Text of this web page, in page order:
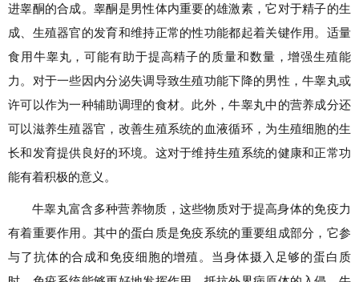
进睾酮的合成。睾酮是男性体内重要的雄激素，它对于精子的生
成、生殖器官的发育和维持正常的性功能都起着关键作用。适量
食用牛睾丸，可能有助于提高精子的质量和数量，增强生殖能
力。对于一些因内分泌失调导致生殖功能下降的男性，牛睾丸或
许可以作为一种辅助调理的食材。此外，牛睾丸中的营养成分还
可以滋养生殖器官，改善生殖系统的血液循环，为生殖细胞的生
长和发育提供良好的环境。这对于维持生殖系统的健康和正常功
能有着积极的意义。
牛睾丸富含多种营养物质，这些物质对于提高身体的免疫力
有着重要作用。其中的蛋白质是免疫系统的重要组成部分，它参
与了抗体的合成和免疫细胞的增殖。当身体摄入足够的蛋白质